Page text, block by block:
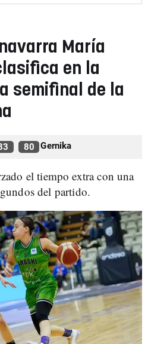
María
en la
semifinal de la
80 Gernika
el tiempo extra con una
del partido.